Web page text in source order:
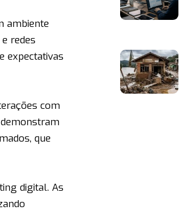
ambiente
redes
expectativas
com
que
digital. As